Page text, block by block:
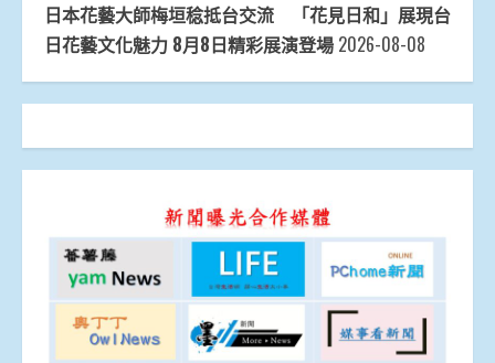
日本花藝大師梅垣稔抵台交流 「花見日和」展現台
日花藝文化魅力 8月8日精彩展演登場 2026-08-08